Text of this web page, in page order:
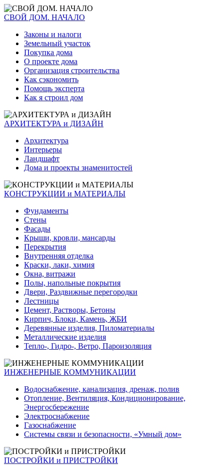
СВОЙ ДОМ. НАЧАЛО
Законы и налоги
Земельный участок
Покупка дома
О проекте дома
Организация строительства
Как сэкономить
Помощь эксперта
Как я строил дом
АРХИТЕКТУРА и ДИЗАЙН
Архитектура
Интерьеры
Ландшафт
Дома и проекты знаменитостей
КОНСТРУКЦИИ и МАТЕРИАЛЫ
Фундаменты
Стены
Фасады
Крыши, кровли, мансарды
Перекрытия
Внутренняя отделка
Краски, лаки, химия
Окна, витражи
Полы, напольные покрытия
Двери, Раздвижные перегородки
Лестницы
Цемент, Растворы, Бетоны
Кирпич, Блоки, Камень, ЖБИ
Деревянные изделия, Пиломатериалы
Металлические изделия
Тепло-, Гидро-, Ветро, Пароизоляция
ИНЖЕНЕРНЫЕ КОММУНИКАЦИИ
Водоснабжение, канализация, дренаж, полив
Отопление, Вентиляция, Кондиционирование,
Энергосбережение
Электроснабжение
Газоснабжение
Системы связи и безопасности, «Умный дом»
ПОСТРОЙКИ и ПРИСТРОЙКИ